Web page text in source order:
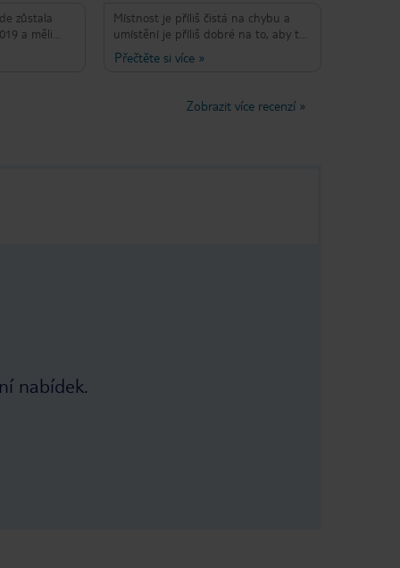
zůstala
a měli
slunečné,
je bez
Místnost je příliš čistá na chybu a
umístění je příliš dobré na to, aby to
byla pravda, s ohledem na možnosti
jak snadného přístupu k hlavnímu
klidného tichého umístění, pokud se
rozhodnete pro velmi klidnou
Přečtěte si více»
Zobrazit více recenzí»
nabídek.